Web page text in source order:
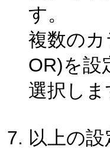
す。
複数の
OR)を設
選択しま
以上の